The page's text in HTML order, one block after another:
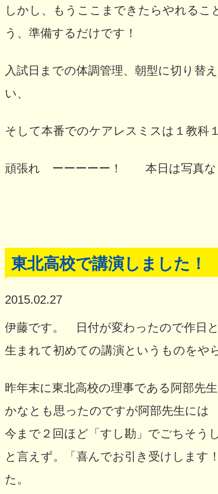
しかし、もうここまできたらやれるこ
う、準備するだけです！
入試日までの体調管理、朝型に切り替
い、
そして本番でのケアレスミスは１教
頑張れ ーーーーー！ 本日は写真な
東北高校で講演しました！
2015.02.27
伊藤です。 日付が変わったので作日
生まれて初めての講演というものをや
昨年末に東北高校の理事である阿部先
かなとも思ったのですが阿部先生には
今まで２回ほど「すし勘」でごちそう
と言えず。「喜んでお引き受けします
た。